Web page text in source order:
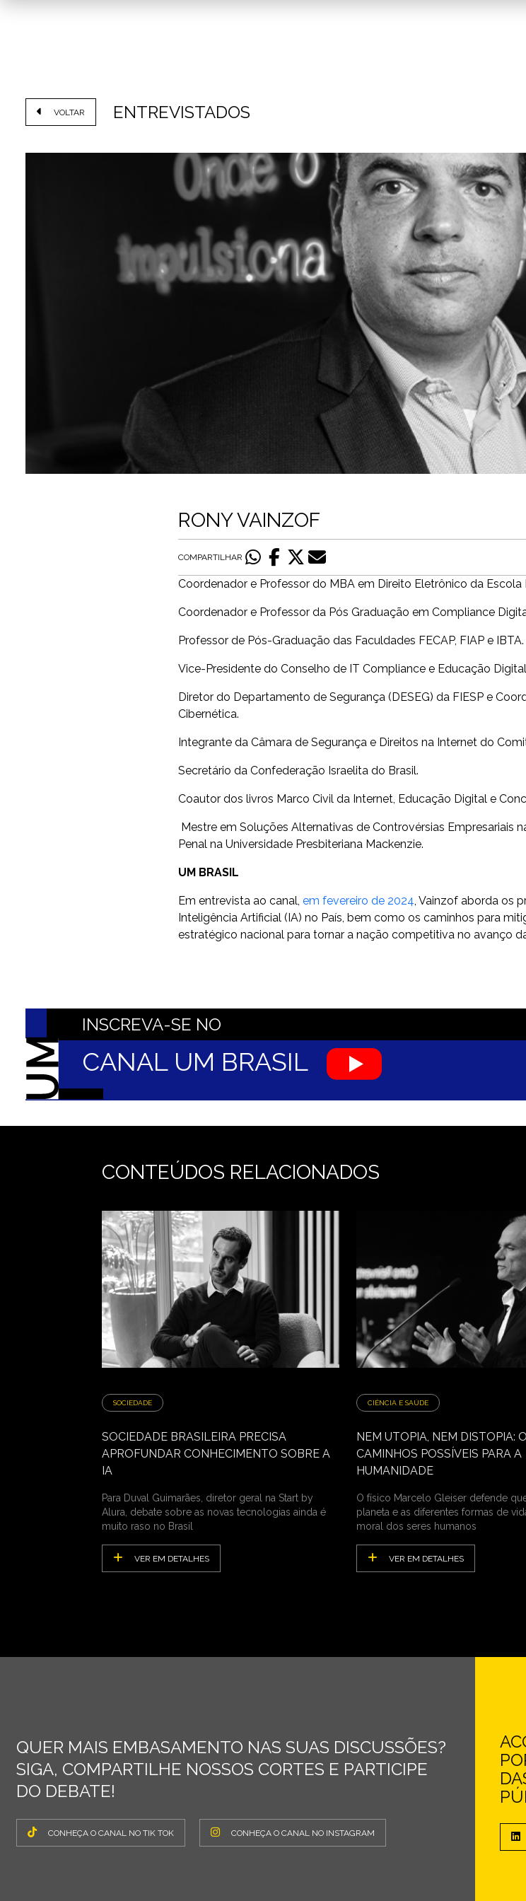
VOLTAR ENTREVISTADOS
RONY VAINZOF
COMPARTILHAR
Coordenador e Professor do MBA em Direito Eletrônico da Escola
Coordenador e Professor da Pós Graduação em Compliance
Professor de Pós-Graduação das Faculdades FECAP, FIAP e IBTA.
Vice-Presidente do Conselho de IT Compliance e Educação
Diretor do Departamento de Segurança (DESEG) da FIESP e
Cibernética.
Integrante da Câmara de Segurança e Direitos na Internet do
Secretário da Confederação Israelita do Brasil.
Coautor dos livros Marco Civil da Internet, Educação Digital e
Mestre em Soluções Alternativas de Controvérsias Empresariais
Penal na Universidade Presbiteriana Mackenzie.
UM BRASIL
Em entrevista ao canal, em fevereiro de 2024, Vainzof aborda os
Inteligência Artificial (IA) no País, bem como os caminhos para
estratégico nacional para tornar a nação competitiva no avanço
INSCREVA-SE NO
CANAL UM BRASIL
CONTEÚDOS RELACIONADOS
SOCIEDADE
SOCIEDADE BRASILEIRA PRECISA
APROFUNDAR CONHECIMENTO SOBRE A
IA
Para Duval Guimarães, diretor geral na Start by
Alura, debate sobre as novas tecnologias ainda é
muito raso no Brasil
VER EM DETALHES
CIÊNCIA E SAÚDE
NEM UTOPIA, NEM DISTOPIA:
CAMINHOS POSSÍVEIS PARA A
HUMANIDADE
O físico Marcelo Gleiser defende
planeta e as diferentes formas de
moral dos seres humanos
VER EM DETALHES
QUER MAIS EMBASAMENTO NAS SUAS DISCUSSÕES?
SIGA, COMPARTILHE NOSSOS CORTES E PARTICIPE
DO DEBATE!
CONHEÇA O CANAL NO TIK TOK CONHEÇA O CANAL NO INSTAGRAM